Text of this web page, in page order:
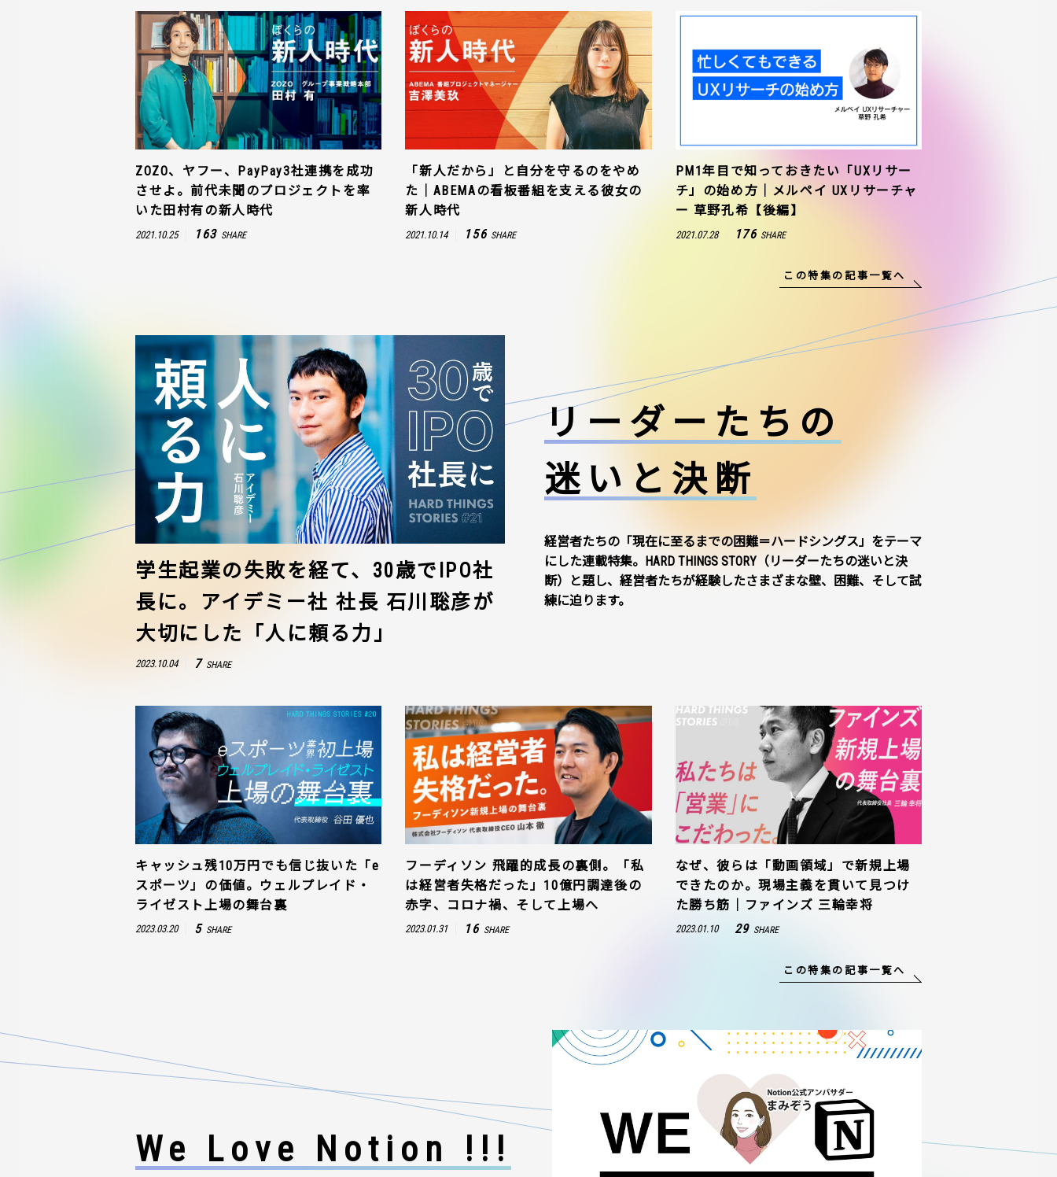
ZOZO、ヤフー、PayPay3社連携を成功
させよ。前代未聞のプロジェクトを率
いた田村有の新人時代
2021.10.25 163 SHARE
「新人だから」と自分を守るのをやめ
た｜ABEMAの看板番組を支える彼女の
新人時代
2021.10.14 156 SHARE
PM1年目で知っておきたい「UXリサー
チ」の始め方｜メルペイ UXリサーチャ
ー 草野孔希【後編】
2021.07.28 176 SHARE
この特集の記事一覧へ
リーダーたちの
迷いと決断
経営者たちの「現在に至るまでの困難＝ハードシングス」をテーマ
にした連載特集。HARD THINGS STORY（リーダーたちの迷いと決
断）と題し、経営者たちが経験したさまざまな壁、困難、そして試
練に迫ります。
学生起業の失敗を経て、30歳でIPO社
長に。アイデミー社 社長 石川聡彦が
大切にした「人に頼る力」
2023.10.04 7 SHARE
キャッシュ残10万円でも信じ抜いた「e
スポーツ」の価値。ウェルプレイド・
ライゼスト上場の舞台裏
2023.03.20 5 SHARE
フーディソン 飛躍的成長の裏側。「私
は経営者失格だった」10億円調達後の
赤字、コロナ禍、そして上場へ
2023.01.31 16 SHARE
なぜ、彼らは「動画領域」で新規上場
できたのか。現場主義を貫いて見つけ
た勝ち筋｜ファインズ 三輪幸将
2023.01.10 29 SHARE
この特集の記事一覧へ
We Love Notion !!!